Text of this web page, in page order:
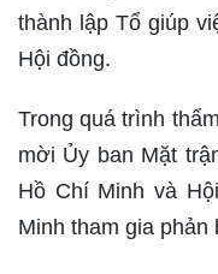
thành lập Tổ giúp
Hội đồng.
Trong quá trình
mời Ủy ban Mặt
Hồ Chí Minh và
Minh tham gia phản